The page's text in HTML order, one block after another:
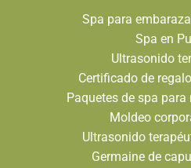
Spa para
Spa en
Ultrasonido
Certificado de
Paquetes de spa
Moldeo
Ultrasonido
Germaine de